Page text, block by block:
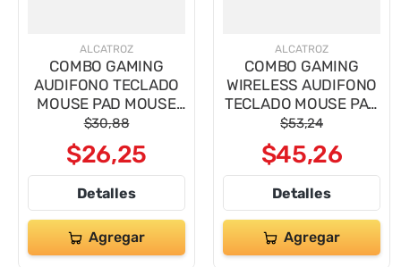
ALCATROZ
COMBO GAMING
AUDIFONO TECLADO
MOUSE PAD MOUSE
XCRAFT BASECAMP 4
EN 1
$30,88
$26,25
Detalles
Agregar
ALCATROZ
COMBO GAMING
WIRELESS AUDIFONO
TECLADO MOUSE PAD
MOUSE NEXUS
XCRAFT
$53,24
$45,26
Detalles
Agregar